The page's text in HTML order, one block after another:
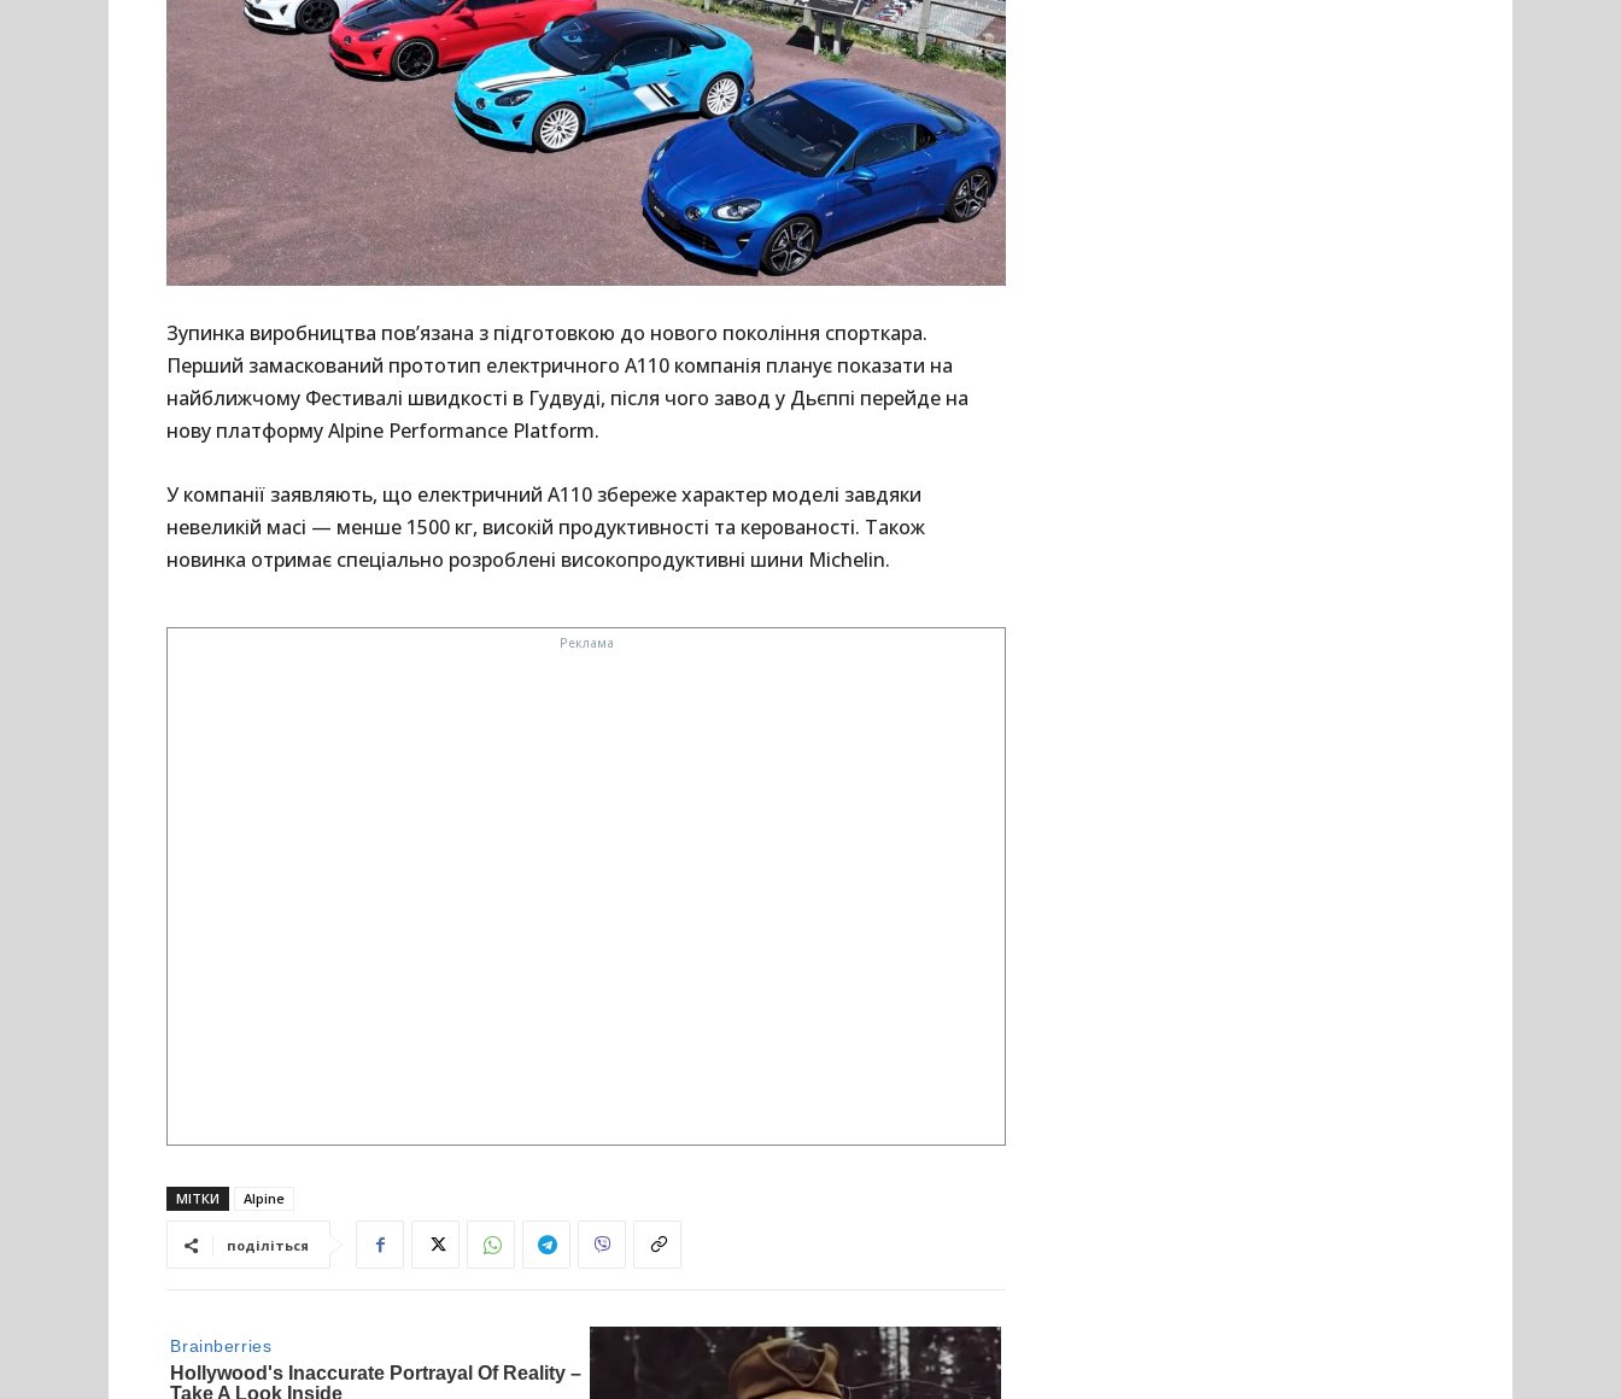
Зупинка виробництва пов’язана з підготовкою до нового покоління спорткара.
Перший замаскований прототип електричного A110 компанія планує показати на
найближчому Фестивалі швидкості в Гудвуді, після чого завод у Дьєппі перейде на
нову платформу Alpine Performance Platform.
У компанії заявляють, що електричний A110 збереже характер моделі завдяки
невеликій масі — менше 1500 кг, високій продуктивності та керованості. Також
новинка отримає спеціально розроблені високопродуктивні шини Michelin.
МІТКИ Alpine
поділіться